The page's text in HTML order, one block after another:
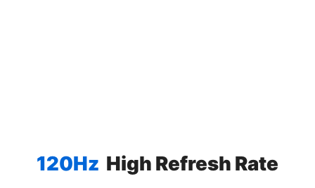
120Hz High Refresh Rate